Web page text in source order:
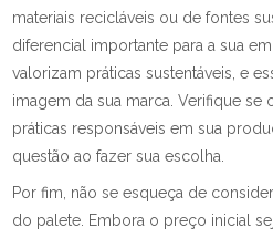
materiais recicláveis ou de fontes
diferencial importante para a sua
valorizam práticas sustentáveis, e
imagem da sua marca. Verifique se
práticas responsáveis em sua
questão ao fazer sua escolha.
Por fim, não se esqueça de
do palete. Embora o preço inicial